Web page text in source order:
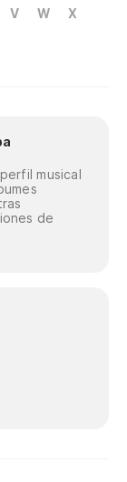
V W
X
musical
de